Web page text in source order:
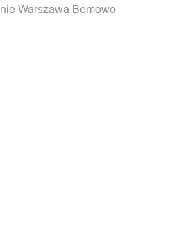
Warszawa Bemowo